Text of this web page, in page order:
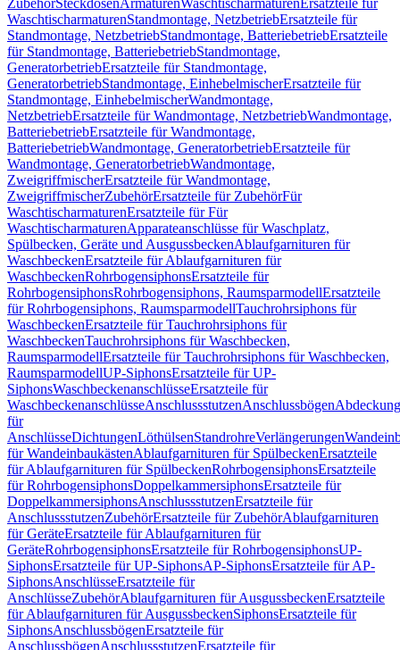
ZubehörSteckdosenArmaturenWaschtischarmaturen Ersatzteile für
WaschtischarmaturenStandmontage, NetzbetriebErsatzteile für
Standmontage, NetzbetriebStandmontage, BatteriebetriebErsatzteile
für Standmontage, BatteriebetriebStandmontage,
GeneratorbetriebErsatzteile für Standmontage,
GeneratorbetriebStandmontage, EinhebelmischerErsatzteile für
Standmontage, EinhebelmischerWandmontage,
NetzbetriebErsatzteile für Wandmontage, NetzbetriebWandmontage,
BatteriebetriebErsatzteile für Wandmontage,
BatteriebetriebWandmontage, GeneratorbetriebErsatzteile für
Wandmontage, GeneratorbetriebWandmontage,
ZweigriffmischerErsatzteile für Wandmontage,
ZweigriffmischerZubehörErsatzteile für ZubehörFür
WaschtischarmaturenErsatzteile für Für
WaschtischarmaturenApparateanschlüsse für Waschplatz,
Spülbecken, Geräte und AusgussbeckenAblaufgarnituren für
WaschbeckenErsatzteile für Ablaufgarnituren für
WaschbeckenRohrbogensiphonsErsatzteile für
RohrbogensiphonsRohrbogensiphons, RaumsparmodellErsatzteile
für Rohrbogensiphons, RaumsparmodellTauchrohrsiphons für
WaschbeckenErsatzteile für Tauchrohrsiphons für
WaschbeckenTauchrohrsiphons für Waschbecken,
RaumsparmodellErsatzteile für Tauchrohrsiphons für Waschbecken,
RaumsparmodellUP-SiphonsErsatzteile für UP-
SiphonsWaschbeckenanschlüsseErsatzteile für
WaschbeckenanschlüsseAnschlussstutzenAnschlussbögen
für
AnschlüsseDichtungenLöthülsenStandrohreVerlängerungen
für WandeinbaukästenAblaufgarnituren für SpülbeckenErsatzteile
für Ablaufgarnituren für SpülbeckenRohrbogensiphonsErsatzteile
für RohrbogensiphonsDoppelkammersiphonsErsatzteile für
DoppelkammersiphonsAnschlussstutzenErsatzteile für
AnschlussstutzenZubehörErsatzteile für ZubehörAblaufgarnituren
für GeräteErsatzteile für Ablaufgarnituren für
GeräteRohrbogensiphonsErsatzteile für RohrbogensiphonsUP-
SiphonsErsatzteile für UP-SiphonsAP-SiphonsErsatzteile für AP-
SiphonsAnschlüsseErsatzteile für
AnschlüsseZubehörAblaufgarnituren für AusgussbeckenErsatzteile
für Ablaufgarnituren für AusgussbeckenSiphonsErsatzteile für
SiphonsAnschlussbögenErsatzteile für
AnschlussbögenAnschlussstutzenErsatzteile für